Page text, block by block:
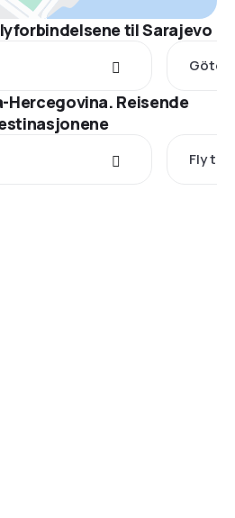
til Sarajevo
Hercegovina. Reisende
Fly to